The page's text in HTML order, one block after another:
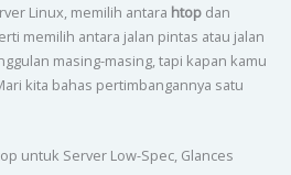
Linux, memilih antara htopdan
memilih antara jalan pintas atau jalan
masing-masing, tapi kapan kamu
kita bahas pertimbangannya satu
untuk Server Low-Spec, Glances